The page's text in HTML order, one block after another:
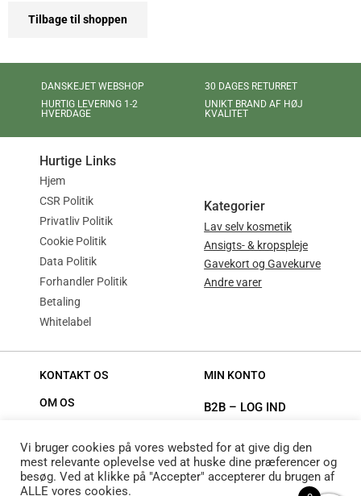
Tilbage til shoppen
DANSKEJET WEBSHOP
HURTIG LEVERING 1-2
HVERDAGE
30 DAGES RETURRET
UNIKT BRAND AF HØJ
KVALITET
Hurtige Links
Hjem
CSR Politik
Privatliv Politik
Cookie Politik
Data Politik
Forhandler Politik
Betaling
Whitelabel
Kategorier
Lav selv kosmetik
Ansigts- & kropspleje
Gavekort og Gavekurve
Andre varer
KONTAKT OS
OM OS
MIN KONTO
B2B – LOG IND
FØLG OS
Vi bruger cookies på vores websted for at give dig den
mest relevante oplevelse ved at huske dine præferencer og
besøg. Ved at klikke på "Accepter" accepterer du brugen af ​​
ALLE vores cookies.